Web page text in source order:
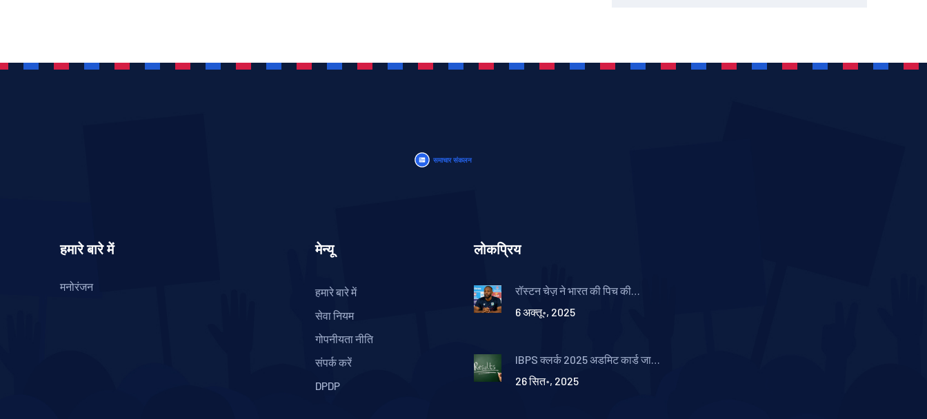
हमारे बारे में
मनोरंजन
मेन्यू
हमारे बारे में
सेवा नियम
गोपनीयता नीति
संपर्क करें
DPDP
लोकप्रिय
रॉस्टन चेज़ ने भारत की पिच की
फुटेज का कोई बयान नहीं
6 अक्तू॰, 2025
IBPS क्लर्क 2025 अडमिट कार्ड जारी
करें
26 सित॰, 2025